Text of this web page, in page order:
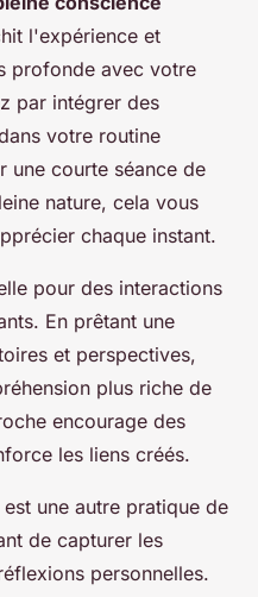
l'expérience et
profonde avec votre
par intégrer des
votre routine
une courte séance de
nature, cela vous
chaque instant.
pour des interactions
En prêtant une
et perspectives,
plus riche de
encourage des
les liens créés.
est une autre pratique de
de capturer les
personnelles.